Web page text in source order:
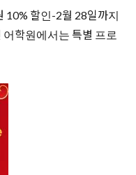
10% 할인-2월 28일까지
어학원에서는 특별 프로